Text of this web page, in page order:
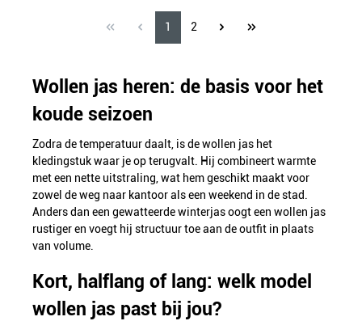
1 2
Wollen jas heren: de basis voor het
koude seizoen
Zodra de temperatuur daalt, is de wollen jas het
kledingstuk waar je op terugvalt. Hij combineert warmte
met een nette uitstraling, wat hem geschikt maakt voor
zowel de weg naar kantoor als een weekend in de stad.
Anders dan een gewatteerde winterjas oogt een wollen jas
rustiger en voegt hij structuur toe aan de outfit in plaats
van volume.
Kort, halflang of lang: welk model
wollen jas past bij jou?